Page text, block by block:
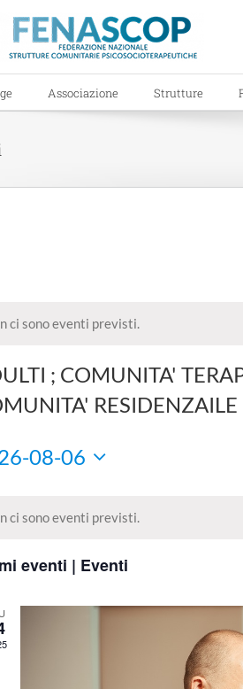
Associazione Strutture
ci sono eventi previsti.
; COMUNITA'
08-06
ci sono eventi previsti.
eventi | Eventi